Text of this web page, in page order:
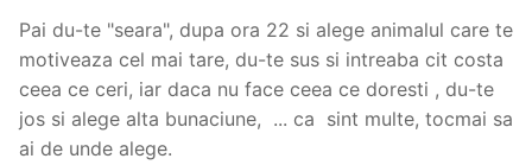
Pai du-te "seara", dupa ora 22 si alege animalul care te
motiveaza cel mai tare, du-te sus si intreaba cit costa
ceea ce ceri, iar daca nu face ceea ce doresti , du-te
jos si alege alta bunaciune, ... ca sint multe, tocmai sa
ai de unde alege.